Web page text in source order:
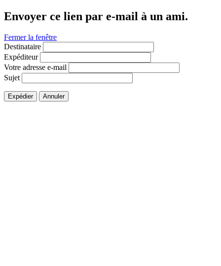
Envoyer ce lien par e-mail à un ami.
Fermer la fenêtre
Destinataire
Expéditeur
Votre adresse e-mail
Sujet
Expédier Annuler